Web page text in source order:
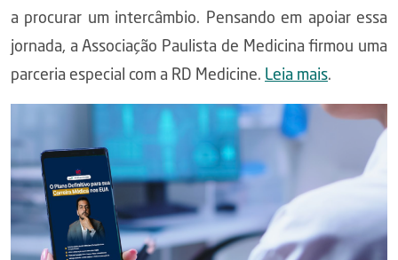
a procurar um intercâmbio. Pensando em apoiar essa
jornada, a Associação Paulista de Medicina firmou uma
parceria especial com a RD Medicine. Leia mais.